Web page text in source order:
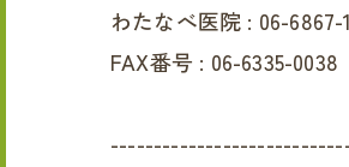
わたなべ医院 : 06-6867-
FAX番号 : 06-6335-0038